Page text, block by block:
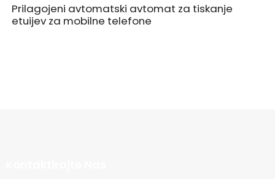
Prilagojeni avtomatski avtomat za tiskanje
etuijev za mobilne telefone